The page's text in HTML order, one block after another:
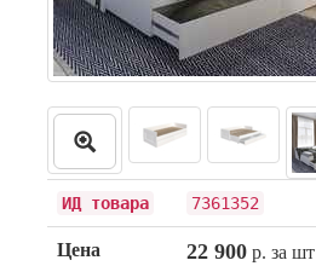
ИД товара 7361352
Цена 22 900р. за шт